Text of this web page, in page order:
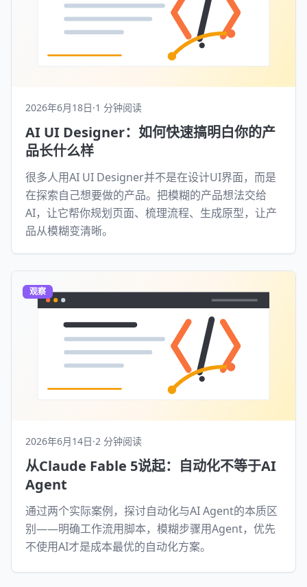
2026年6月18日·1 分钟阅读
AI UI Designer：如何快速搞明白你的产
品长什么样
很多人用AI UI Designer并不是在设计UI界面，而是
在探索自己想要做的产品。把模糊的产品想法交给
AI，让它帮你规划页面、梳理流程、生成原型，让产
品从模糊变清晰。
观察
2026年6月14日·2 分钟阅读
从Claude Fable 5说起：自动化不等于AI
Agent
通过两个实际案例，探讨自动化与AI Agent的本质区
别——明确工作流用脚本，模糊步骤用Agent，优先
不使用AI才是成本最优的自动化方案。